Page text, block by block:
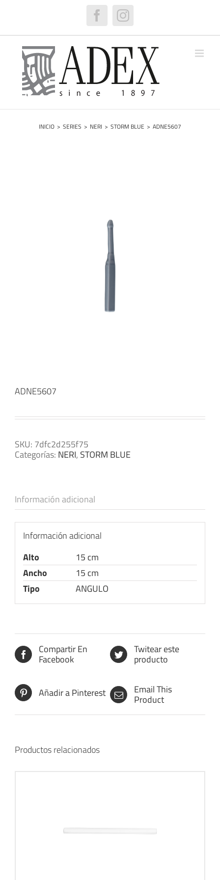
FacebookInstagram
INICIO > SERIES > NERI > STORM BLUE > ADNE5607
ADNE5607
SKU: 7dfc2d255f75
Categorías: NERI, STORM BLUE
Información adicional
Información adicional
Alto
15 cm
Ancho
15 cm
Tipo
ANGULO
Compartir En
Facebook
Twitear este
producto
Añadir a Pinterest Email This
Product
Productos relacionados